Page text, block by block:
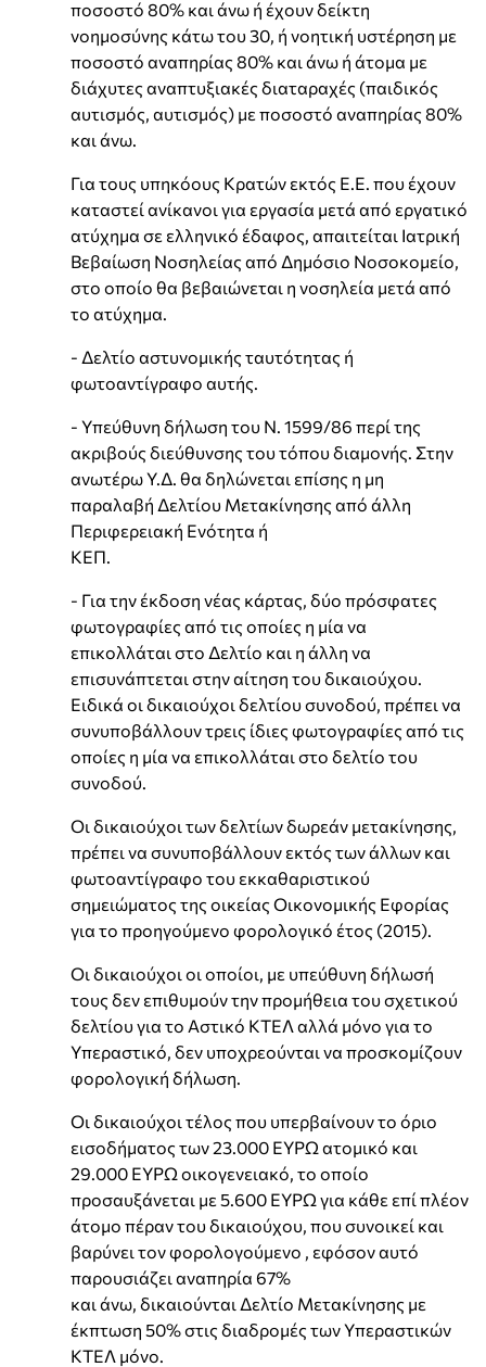
ποσοστό 80% και άνω ή έχουν δείκτη
νοημοσύνης κάτω του 30, ή νοητική υστέρηση με
ποσοστό αναπηρίας 80% και άνω ή άτομα με
διάχυτες αναπτυξιακές διαταραχές (παιδικός
αυτισμός, αυτισμός) με ποσοστό αναπηρίας 80%
και άνω.
Για τους υπηκόους Κρατών εκτός Ε.Ε. που έχουν
καταστεί ανίκανοι για εργασία μετά από εργατικό
ατύχημα σε ελληνικό έδαφος, απαιτείται Ιατρική
Βεβαίωση Νοσηλείας από Δημόσιο Νοσοκομείο,
στο οποίο θα βεβαιώνεται η νοσηλεία μετά από
το ατύχημα.
- Δελτίο αστυνομικής ταυτότητας ή
φωτοαντίγραφο αυτής.
- Υπεύθυνη δήλωση του Ν. 1599/86 περί της
ακριβούς διεύθυνσης του τόπου διαμονής. Στην
ανωτέρω Υ.Δ. θα δηλώνεται επίσης η μη
παραλαβή Δελτίου Μετακίνησης από άλλη
Περιφερειακή Ενότητα ή
ΚΕΠ.
- Για την έκδοση νέας κάρτας, δύο πρόσφατες
φωτογραφίες από τις οποίες η μία να
επικολλάται στο Δελτίο και η άλλη να
επισυνάπτεται στην αίτηση του δικαιούχου.
Ειδικά οι δικαιούχοι δελτίου συνοδού, πρέπει να
συνυποβάλλουν τρεις ίδιες φωτογραφίες από τις
οποίες η μία να επικολλάται στο δελτίο του
συνοδού.
Οι δικαιούχοι των δελτίων δωρεάν μετακίνησης,
πρέπει να συνυποβάλλουν εκτός των άλλων και
φωτοαντίγραφο του εκκαθαριστικού
σημειώματος της οικείας Οικονομικής Εφορίας
για το προηγούμενο φορολογικό έτος (2015).
Οι δικαιούχοι οι οποίοι, με υπεύθυνη δήλωσή
τους δεν επιθυμούν την προμήθεια του σχετικού
δελτίου για το Αστικό ΚΤΕΛ αλλά μόνο για το
Υπεραστικό, δεν υποχρεούνται να προσκομίζουν
φορολογική δήλωση.
Οι δικαιούχοι τέλος που υπερβαίνουν το όριο
εισοδήματος των 23.000 ΕΥΡΩ ατομικό και
29.000 ΕΥΡΩ οικογενειακό, το οποίο
προσαυξάνεται με 5.600 ΕΥΡΩ για κάθε επί πλέον
άτομο πέραν του δικαιούχου, που συνοικεί και
βαρύνει τον φορολογούμενο , εφόσον αυτό
παρουσιάζει αναπηρία 67%
και άνω, δικαιούνται Δελτίο Μετακίνησης με
έκπτωση 50% στις διαδρομές των Υπεραστικών
ΚΤΕΛ μόνο.